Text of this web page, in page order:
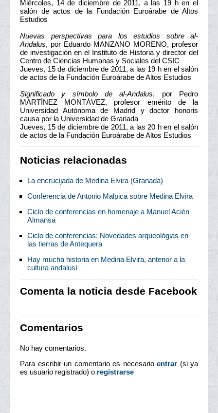
Miércoles, 14 de diciembre de 2011, a las 19 h en el
salón de actos de la Fundación Euroárabe de Altos
Estudios
Nuevas perspectivas para los estudios sobre al-
Andalus, por Eduardo MANZANO MORENO, profesor
de investigación en el Instituto de Historia y director del
Centro de Ciencias Humanas y Sociales del CSIC
Jueves, 15 de diciembre de 2011, a las 19 h en el salón
de actos de la Fundación Euroárabe de Altos Estudios
Significado y símbolo de al-Andalus, por Pedro
MARTÍNEZ MONTÁVEZ, profesor emérito de la
Universidad Autónoma de Madrid y doctor honoris
causa por la Universidad de Granada
Jueves, 15 de diciembre de 2011, a las 20 h en el salón
de actos de la Fundación Euroárabe de Altos Estudios
Noticias relacionadas
La encrucijada de Medina Elvira (Granada)
Conferencia de Antonio Malpica sobre Medina Elvira
Ciclo de conferencias en homenaje a Manuel Acién
Almansa
Ciclo de conferencias: Novedades arqueológias en
las tierras de Antequera
Hay mucha historia en Medina Elvira, anterior a la
cultura andalusí
Comenta la noticia desde Facebook
Comentarios
No hay comentarios.
Para escribir un comentario es necesario entrar (si ya
es usuario registrado) o registrarse